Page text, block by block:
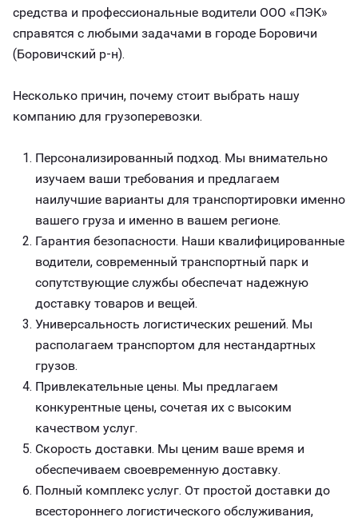
средства и профессиональные водители ООО «ПЭК»
справятся с любыми задачами в городе Боровичи
(Боровичский р-н).
Несколько причин, почему стоит выбрать нашу
компанию для грузоперевозки.
Персонализированный подход. Мы внимательно
изучаем ваши требования и предлагаем
наилучшие варианты для транспортировки именно
вашего груза и именно в вашем регионе.
Гарантия безопасности. Наши квалифицированные
водители, современный транспортный парк и
сопутствующие службы обеспечат надежную
доставку товаров и вещей.
Универсальность логистических решений. Мы
располагаем транспортом для нестандартных
грузов.
Привлекательные цены. Мы предлагаем
конкурентные цены, сочетая их с высоким
качеством услуг.
Скорость доставки. Мы ценим ваше время и
обеспечиваем своевременную доставку.
Полный комплекс услуг. От простой доставки до
всестороннего логистического обслуживания,